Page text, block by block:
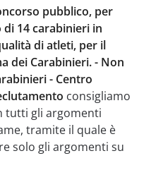
pubblico, per
14 carabinieri in
di atleti, per il
dei Carabinieri. - Non
- Centro
consigliamo
tutti gli argomenti
tramite il quale è
solo gli argomenti su